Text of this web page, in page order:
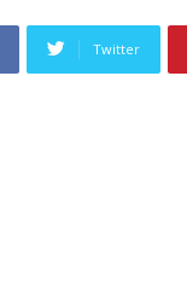
Twitter